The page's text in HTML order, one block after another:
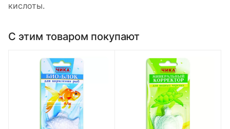
кислоты.
С этим товаром покупают